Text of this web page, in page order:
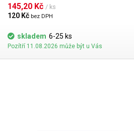
Nabízíme nástavce se dvěma tuhostmi
hustší kapaliny je vhodnější štětec s
jsou všechny dispenzní nástavce
145,20 Kč / ks
120 Kč bez DPH
skladem 6-25 ks
Pozítří 11.08.2026 může být u Vás